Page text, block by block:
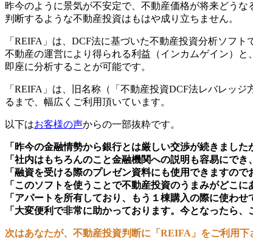
昨今のように景気が不安定で、不動産価格が将来どう
判断するような不動産投資はもはや成り立ちません。
「REIFA」は、DCF法に基づいた不動産投資分析ソフト
不動産の運営により得られる利益（インカムゲイン）
即座に分析することが可能です。
「REIFA」は、旧名称（「不動産投資DCF法レバレッ
るまで、幅広くご利用頂いています。
以下はお客様の声からの一部抜粋です。
「昨今の金融情勢から銀行とは厳しい交渉が続きまし
「社内はもちろんのこと金融機関への説明も容易にで
「融資を受ける際のプレゼン資料にも使用できますので
「このソフトを使うことで不動産投資のうまみがどこ
「アパートを所有しており、もう１棟購入の際に使わ
「大変便利で非常に助かっております。今となったら
次はあなたが、不動産投資判断に「REIFA」をご利用下